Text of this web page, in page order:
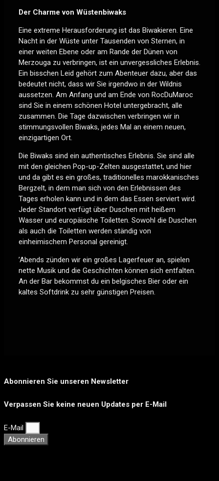
Der Charme von Wüstenbiwaks
Eine extreme Herausforderung ist das Biwakieren. Eine
Nacht in der Wüste unter Tausenden von Sternen, in
einer weiten Ebene oder am Rande der Dünen von
Merzouga zu verbringen, ist ein unvergessliches Erlebnis.
Ein bisschen Leid gehört zum Abenteuer dazu, aber das
bedeutet nicht, dass wir Sie irgendwo in der Wildnis
aussetzen. Am Anfang und am Ende von RocDuMaroc
sind Sie in einem schönen Hotel untergebracht, alle
zusammen. Die Tage dazwischen verbringen wir in
stimmungsvollen Biwaks, jedes Mal an einem neuen,
einzigartigen Ort.
Die Biwaks sind ein authentisches Erlebnis. Sie sind alle
mit den gleichen Pop-up-Zelten ausgestattet, und hier
und da gibt es ein großes, traditionelles marokkanisches
Bergzelt, in dem man sich von den Erlebnissen des
Tages erholen kann und in dem das Essen serviert wird.
Jeder Standort verfügt über Duschen mit heißem
Wasser und europäische Toiletten. Sowohl die Duschen
als auch die Toiletten werden ständig von
einheimischem Personal gereinigt.
’Abends zünden wir ein großes Lagerfeuer an, spielen
nette Musik und die Geschichten können sich entfalten.
An der Bar bekommst du ein belgisches Bier oder ein
kaltes Softdrink zu sehr günstigen Preisen.
Abonnieren Sie unseren Newsletter
Verpassen Sie keine neuen Updates per E-Mail
E-Mail
Abonnieren